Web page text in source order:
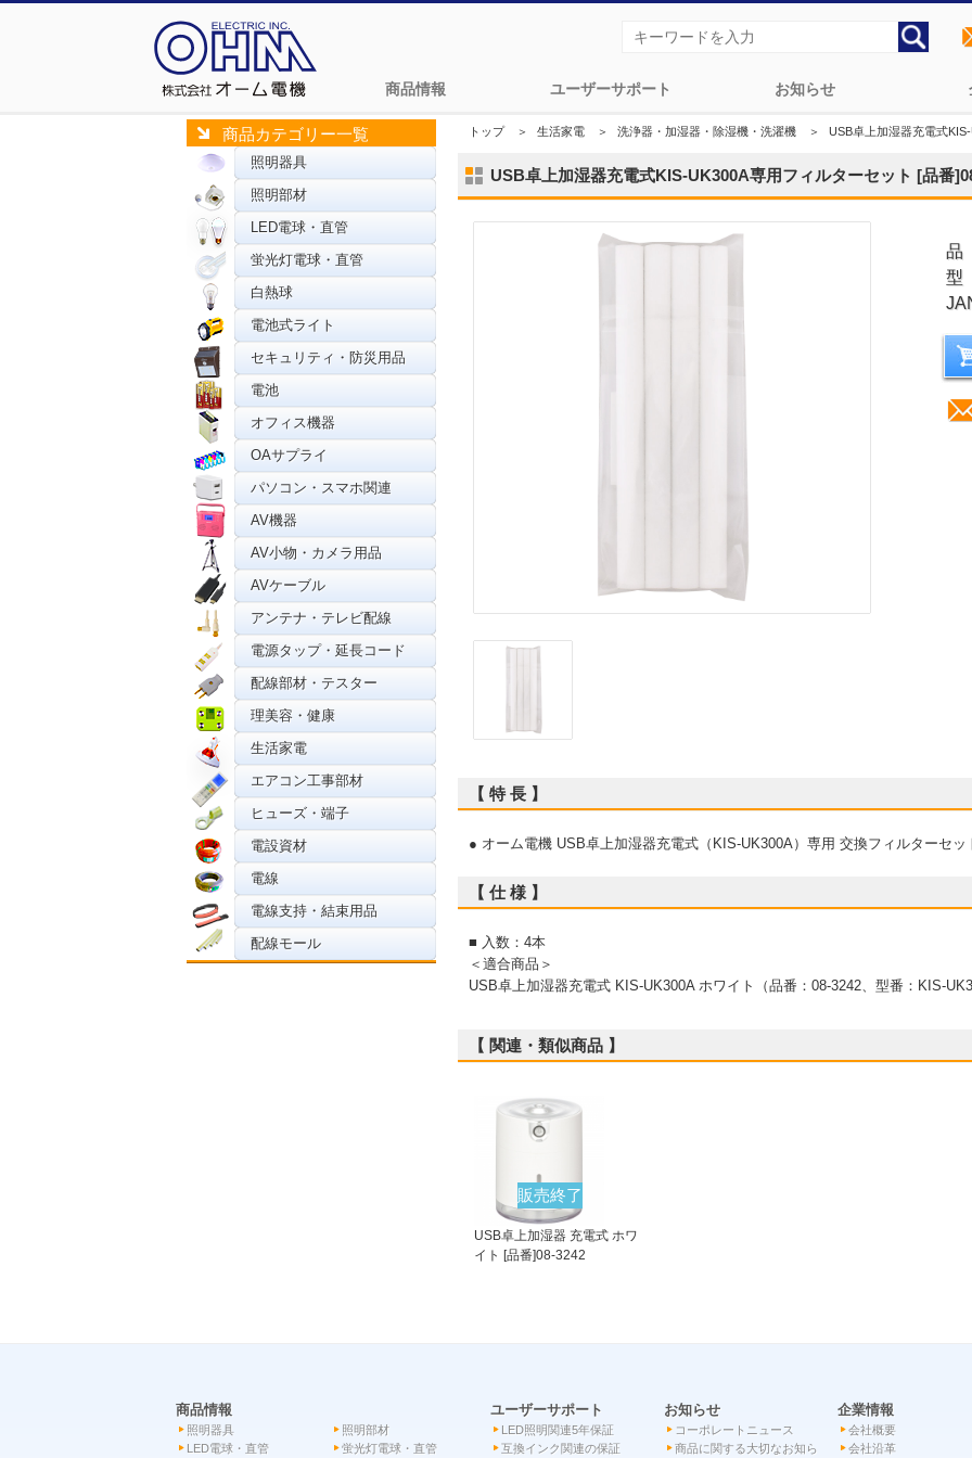
商品情報 ユーザーサポート お知らせ
商品カテゴリー一覧
照明器具
照明部材
LED電球・直管
蛍光灯電球・直管
白熱球
電池式ライト
セキュリティ・防災用品
電池
オフィス機器
OAサプライ
パソコン・スマホ関連
AV機器
AV小物・カメラ用品
AVケーブル
アンテナ・テレビ配線
電源タップ・延長コード
配線部材・テスター
理美容・健康
生活家電
エアコン工事部材
ヒューズ・端子
電設資材
電線
電線支持・結束用品
配線モール
トップ＞ 生活家電 ＞ 洗浄器・加湿器・除湿機・洗濯機 ＞ USB卓上加湿器充電式
USB卓上加湿器充電式KIS-UK300A専用フィルターセット [品番
【 特 長 】
● オーム電機 USB卓上加湿器充電式（KIS-UK300A）専用 交換フィルターセッ
【 仕 様 】
■ 入数：4本
＜適合商品＞
USB卓上加湿器充電式 KIS-UK300A ホワイト（品番：08-3242、型番：KIS-
【 関連・類似商品 】
販売終了
USB卓上加湿器 充電式 ホワ
イト [品番]08-3242
商品情報
照明器具
照明部材
LED電球・直管
蛍光灯電球・直管
ユーザーサポート
LED照明関連5年保証
互換インク関連の保証
お知らせ
コーポレートニュース
商品に関する大切なお知ら
企業情報
会社概要
会社沿革